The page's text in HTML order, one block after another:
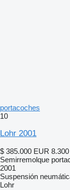
portacoches
10
Lohr 2001
$ 385.000 EUR 8.300
Semirremolque
2001
Suspensión
Lohr